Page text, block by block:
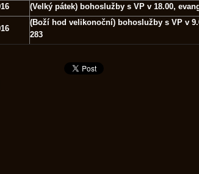
(Velký pátek) bohoslužby s VP v 18.00,
(Boží hod velikonoční) bohoslužby s VP v
283